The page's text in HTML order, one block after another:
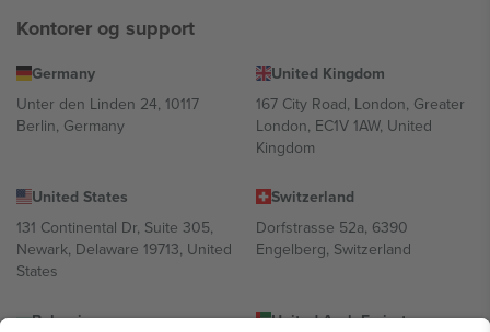
Kontorer og support
Germany
Unter den Linden 24, 10117
Berlin, Germany
United Kingdom
167 City Road, London, Greater
London, EC1V 1AW, United
Kingdom
United States
131 Continental Dr, Suite 305,
Newark, Delaware 19713, United
States
Switzerland
Dorfstrasse 52a, 6390
Engelberg, Switzerland
Bulgaria
United Arab Emirates